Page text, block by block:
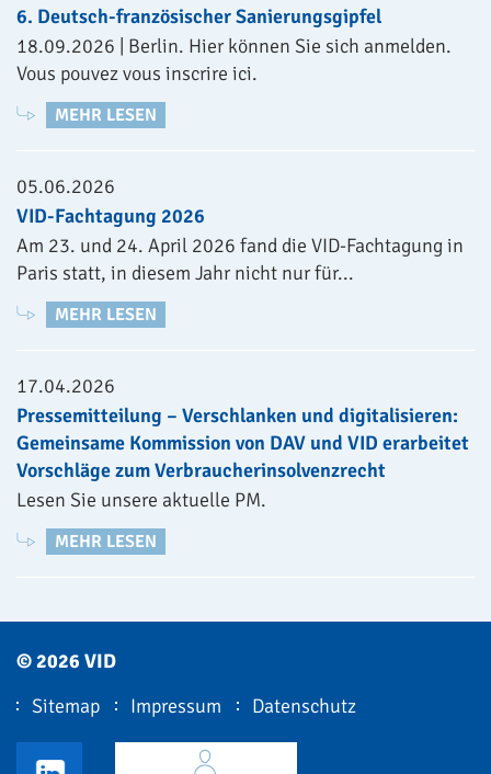
6. Deutsch-französischer Sanierungsgipfel
18.09.2026 | Berlin. Hier können Sie sich anmelden.
Vous pouvez vous inscrire ici.
MEHR LESEN
05.06.2026
VID-Fachtagung 2026
Am 23. und 24. April 2026 fand die VID-Fachtagung in
Paris statt, in diesem Jahr nicht nur für...
MEHR LESEN
17.04.2026
Pressemitteilung – Verschlanken und digitalisieren:
Gemeinsame Kommission von DAV und VID erarbeitet
Vorschläge zum Verbraucherinsolvenzrecht
Lesen Sie unsere aktuelle PM.
MEHR LESEN
© 2026 VID
Sitemap
Impressum Datenschutz